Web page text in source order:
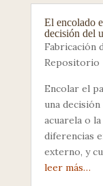
El encolado
decisión del
Fabricación
Repositorio
Encolar el
una
acuarela o
diferencias
externo, y
leer más…